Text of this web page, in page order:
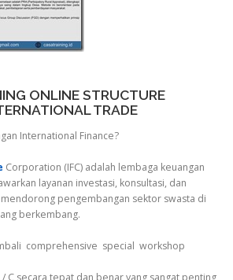
ONLINE STRUCTURE
TRADE
International Finance?
Corporation (IFC) adalah lembaga keuangan
layanan investasi, konsultasi, dan
pengembangan sektor swasta di
berkembang.
comprehensive special workshop